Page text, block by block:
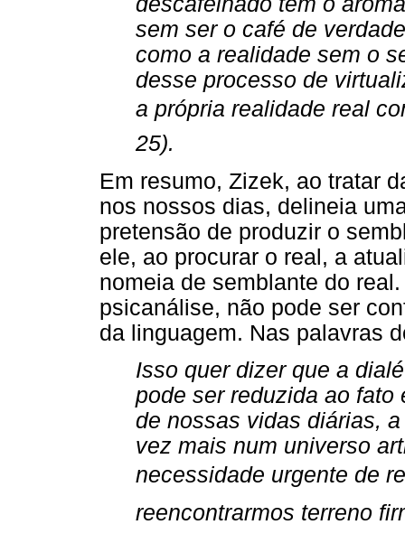
sem ser o café de
como a realidade sem o
desse processo de
a própria realidade real
25).
Em resumo, Zizek, ao tratar
nos nossos dias, delineia
pretensão de produzir o
ele, ao procurar o real, a
nomeia de semblante do
psicanálise, não pode ser
da linguagem. Nas palavras
Isso quer dizer que a
pode ser reduzida ao
de nossas vidas diárias,
vez mais num universo
necessidade urgente de
reencontrarmos terreno